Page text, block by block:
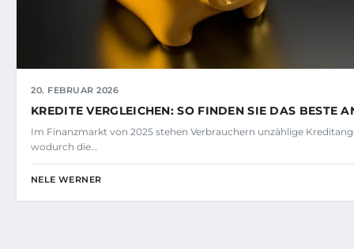
20. FEBRUAR 2026
KREDITE VERGLEICHEN: SO FINDEN SIE DAS BESTE
Im Finanzmarkt von 2025 stehen Verbrauchern unzählige
wodurch die…
NELE WERNER